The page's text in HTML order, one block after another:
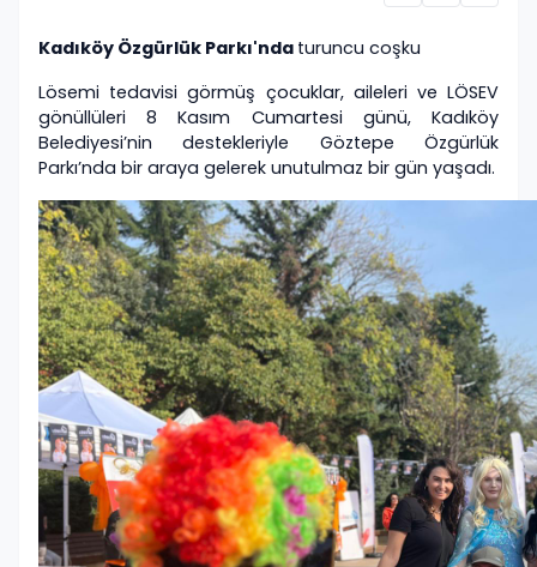
Kadıköy Özgürlük Parkı'nda turuncu coşku
Lösemi tedavisi görmüş çocuklar, aileleri ve LÖSEV
gönüllüleri 8 Kasım Cumartesi günü, Kadıköy
Belediyesi’nin destekleriyle Göztepe Özgürlük
Parkı’nda bir araya gelerek unutulmaz bir gün yaşadı.